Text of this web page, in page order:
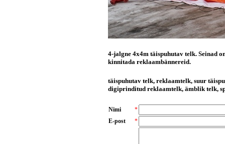
4-jalgne 4x4m täispuhutav telk. Seinad
kinnitada reklaambännereid.
täispuhutav telk, reklaamtelk, suur
digiprinditud reklaamtelk, ämblik telk,
Nimi
*
E-post
*